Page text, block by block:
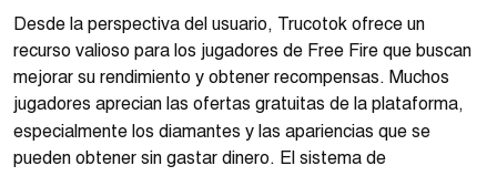
Desde la perspectiva del usuario, Trucotok ofrece un
recurso valioso para los jugadores de Free Fire que buscan
mejorar su rendimiento y obtener recompensas. Muchos
jugadores aprecian las ofertas gratuitas de la plataforma,
especialmente los diamantes y las apariencias que se
pueden obtener sin gastar dinero. El sistema de